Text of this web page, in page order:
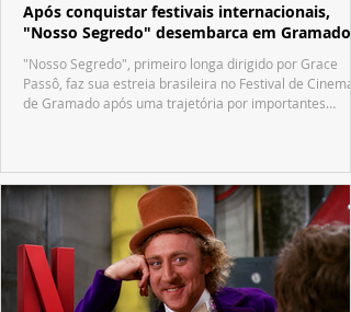
Após conquistar festivais internacionais,
"Nosso Segredo" desembarca em Gramado
"Nosso Segredo", primeiro longa dirigido por Grace
Passô, faz sua estreia brasileira no Festival de Cinema
de Gramado após uma trajetória por importantes